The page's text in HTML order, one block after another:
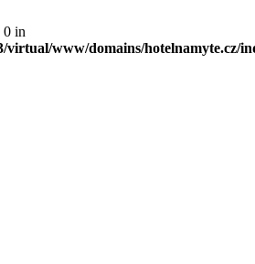
0 in
virtual/www/domains/hotelnamyte.cz/